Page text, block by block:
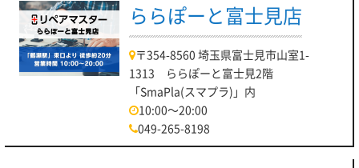
ららぽーと富士見店
〒354-8560 埼玉県富士見市山室1-
1313 ららぽーと富士見2階
「SmaPla(スマプラ)」内
10:00～20:00
049-265-8198